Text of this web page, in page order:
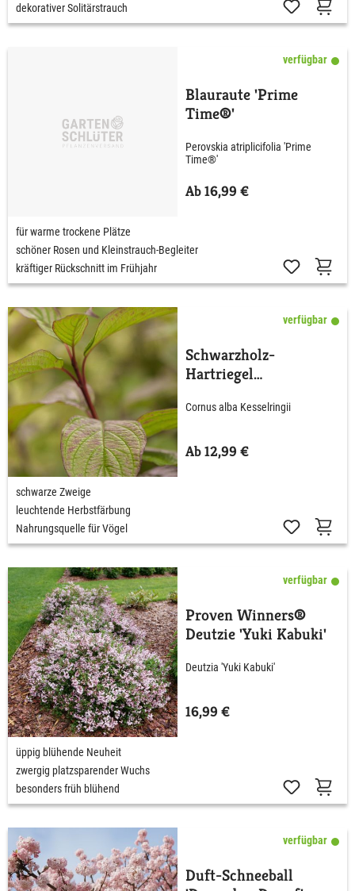
dekorativer Solitärstrauch
verfügbar
Blauraute 'Prime
Time®'
Perovskia atriplicifolia 'Prime
Time®'
Ab 16,99 €
für warme trockene Plätze
schöner Rosen und Kleinstrauch-Begleiter
kräftiger Rückschnitt im Frühjahr
verfügbar
Schwarzholz-
Hartriegel
Cornus alba Kesselringii
Ab 12,99 €
schwarze Zweige
leuchtende Herbstfärbung
Nahrungsquelle für Vögel
verfügbar
Proven Winners®
Deutzie 'Yuki Kabuki'
Deutzia 'Yuki Kabuki'
16,99 €
üppig blühende Neuheit
zwergig platzsparender Wuchs
besonders früh blühend
verfügbar
Duft-Schneeball